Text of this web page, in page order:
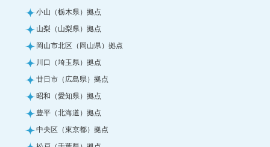
小山（栃木県）拠点
山梨（山梨県）拠点
岡山市北区（岡山県）拠点
川口（埼玉県）拠点
廿日市（広島県）拠点
昭和（愛知県）拠点
豊平（北海道）拠点
中央区（東京都）拠点